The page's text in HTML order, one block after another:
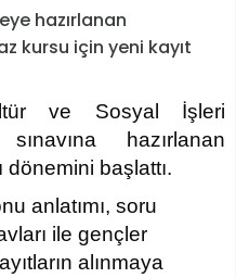
hazırlanan
kursu için yeni kayıt
ve Sosyal İşleri
hazırlanan
başlattı.
anlatımı, soru
ile gençler
alınmaya